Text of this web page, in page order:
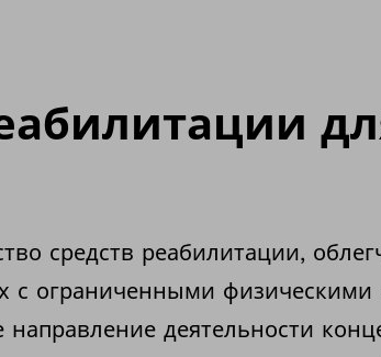
средств реабилитации,
с ограниченными физическими
деятельности